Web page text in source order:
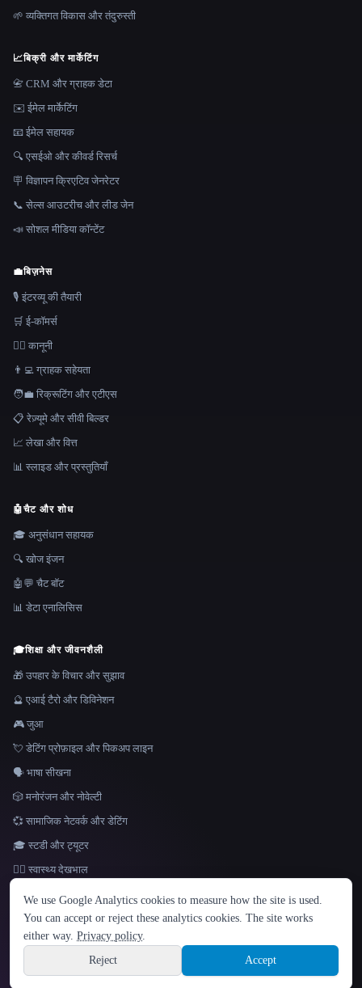
भाषा
English español Français Русский 简体中文
Hindi
Sign up
🌱 व्यक्तिगत विकास और तंदुरुस्ती
📈बिक्री और मार्केटिंग
📇 CRM और ग्राहक डेटा
✉️ ईमेल मार्केटिंग
📧 ईमेल सहायक
🔍 एसईओ और कीवर्ड रिसर्च
🪧 विज्ञापन क्रिएटिव जेनरेटर
📞 सेल्स आउटरीच और लीड जेन
📣 सोशल मीडिया कॉन्टेंट
💼बिज़नेस
🎙️ इंटरव्यू की तैयारी
🛒 ई-कॉमर्स
👩‍⚖️ कानूनी
👨‍💻 ग्राहक सहेयता
🧑‍💼 रिक्रूटिंग और एटीएस
📋 रेज़्यूमे और सीवी बिल्डर
📈 लेखा और वित्त
📊 स्लाइड और प्रस्तुतियाँ
🤖चैट और शोध
🎓 अनुसंधान सहायक
🔍 खोज इंजन
🤖💬 चैट बॉट
📊 डेटा एनालिसिस
🎓शिक्षा और जीवनशैली
🎁 उपहार के विचार और सुझाव
🔮 एआई टैरो और डिविनेशन
🎮 जुआ
💘 डेटिंग प्रोफ़ाइल और पिकअप लाइन
🗣️ भाषा सीखना
🎲 मनोरंजन और नोवेल्टी
💞 सामाजिक नेटवर्क और डेटिंग
🎓 स्टडी और ट्यूटर
👩‍⚕️ स्वास्थ्य देखभाल
Site information
© 2026 That AI Collection. सर्वाधिकार सुरक्षित।
Built with Metatron ★
build de3d624c
We use Google Analytics cookies to measure how the site is used.
You can accept or reject these analytics cookies. The site works
either way. Privacy policy.
Reject
Accept